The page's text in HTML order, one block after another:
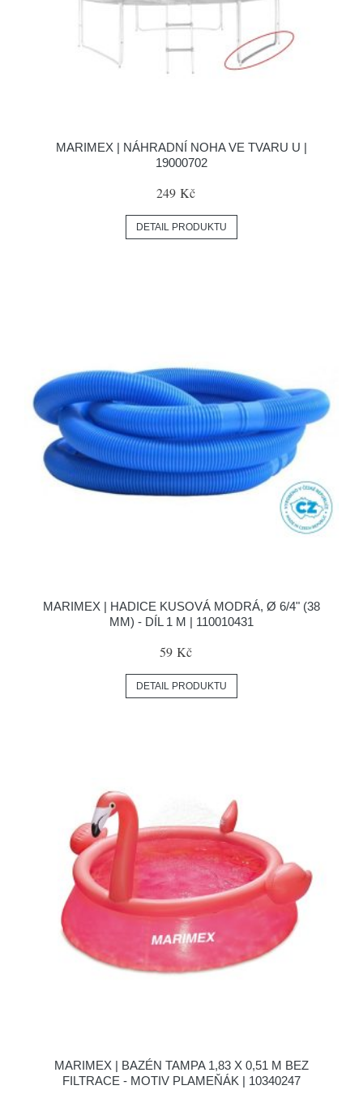
MARIMEX | NÁHRADNÍ NOHA VE TVARU U |
19000702
249 Kč
DETAIL PRODUKTU
MARIMEX | HADICE KUSOVÁ MODRÁ, Ø 6/4" (38
MM) - DÍL 1 M | 110010431
59 Kč
DETAIL PRODUKTU
MARIMEX | BAZÉN TAMPA 1,83 X 0,51 M BEZ
FILTRACE - MOTIV PLAMEŇÁK | 10340247